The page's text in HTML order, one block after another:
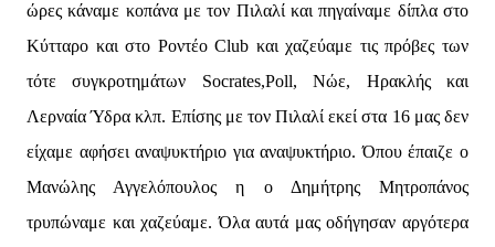
ώρες κάναμε κοπάνα με τον Πιλαλί και πηγαίναμε δίπλα στο
Κύτταρο και στο Ροντέο Club και χαζεύαμε τις πρόβες των
τότε συγκροτημάτων Socrates,Poll, Νώε, Ηρακλής και
Λερναία Ύδρα κλπ. Επίσης με τον Πιλαλί εκεί στα 16 μας δεν
είχαμε αφήσει αναψυκτήριο για αναψυκτήριο. Όπου έπαιζε ο
Μανώλης Αγγελόπουλος η ο Δημήτρης Μητροπάνος
τρυπώναμε και χαζεύαμε. Όλα αυτά μας οδήγησαν αργότερα